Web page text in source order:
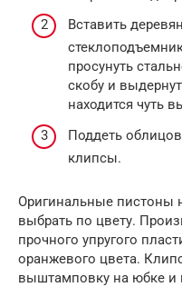
Вставить
просунуть
скобу и
находится чуть
Поддеть
клипсы.
Оригинальные пистоны
выбрать по цвету.
прочного упругого
оранжевого цвета.
выштамповку на юбке и